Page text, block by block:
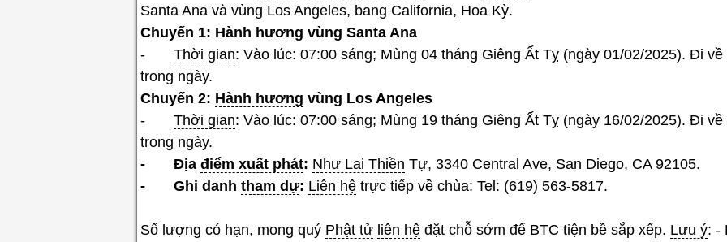
Santa Ana và vùng Los Angeles, bang California, Hoa Kỳ.
Chuyến 1: Hành hương vùng Santa Ana
- Thời gian: Vào lúc: 07:00 sáng; Mùng 04 tháng Giêng Ất Tỵ (ngày 01/02/2025). Đi về
trong ngày.
Chuyến 2: Hành hương vùng Los Angeles
- Thời gian: Vào lúc: 07:00 sáng; Mùng 19 tháng Giêng Ất Tỵ (ngày 16/02/2025). Đi về
trong ngày.
- Địa điểm xuất phát: Như Lai Thiền Tự, 3340 Central Ave, San Diego, CA 92105.
- Ghi danh tham dự: Liên hệ trực tiếp về chùa: Tel: (619) 563-5817.
Số lượng có hạn, mong quý Phật tử liên hệ đặt chỗ sớm để BTC tiện bề sắp xếp. Lưu ý: -